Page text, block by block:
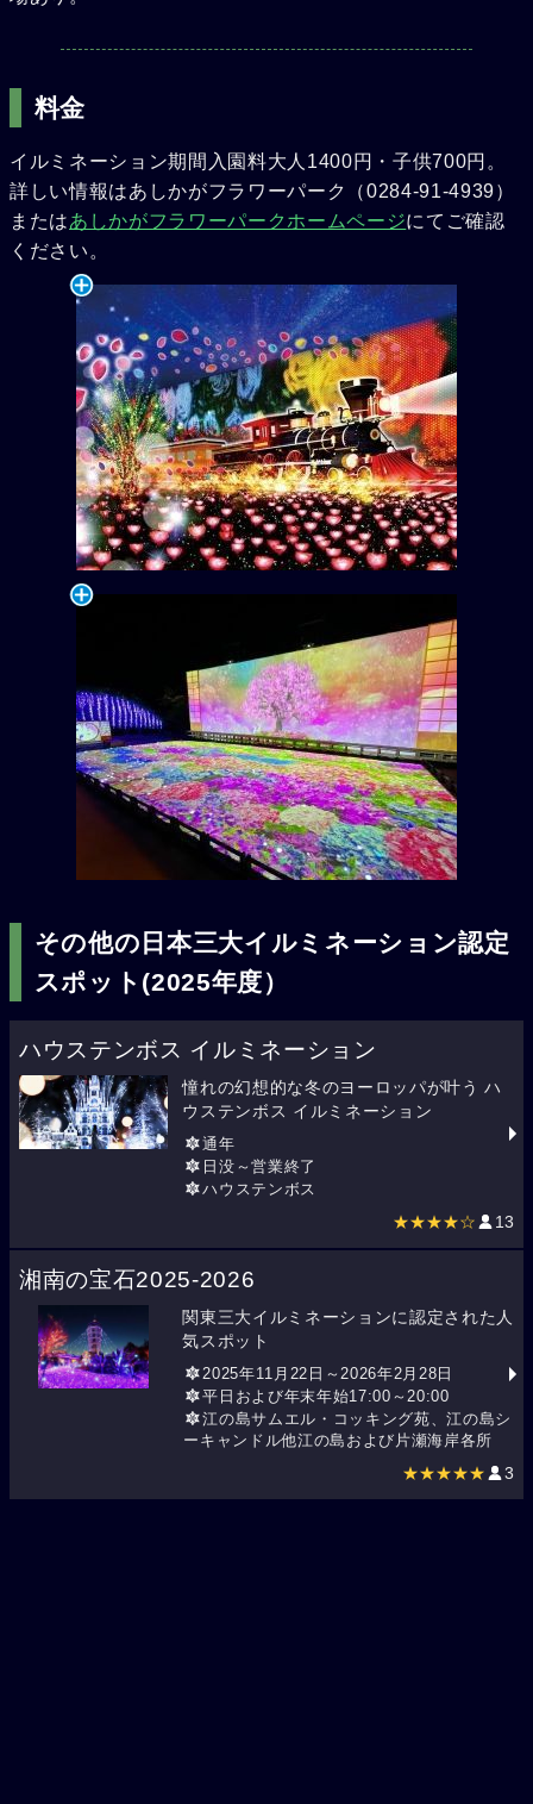
料金
イルミネーション期間入園料大人1400円・子供700円。
詳しい情報はあしかがフラワーパーク（0284-91-4939）
またはあしかがフラワーパークホームページにてご確認
ください。
その他の日本三大イルミネーション認定
スポット(2025年度）
ハウステンボス イルミネーション
憧れの幻想的な冬のヨーロッパが叶う ハ
ウステンボス イルミネーション
通年
日没～営業終了
ハウステンボス
★★★★☆ 13
湘南の宝石2025-2026
関東三大イルミネーションに認定された人
気スポット
2025年11月22日～2026年2月28日
平日および年末年始17:00～20:00
江の島サムエル・コッキング苑、江の島シ
ーキャンドル他江の島および片瀬海岸各所
★★★★★ 3